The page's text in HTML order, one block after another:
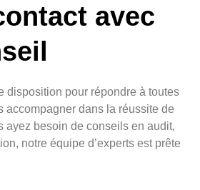
avec
disposition pour répondre à toutes
accompagner dans la réussite de
ayez besoin de conseils en audit,
notre équipe d’experts est prête